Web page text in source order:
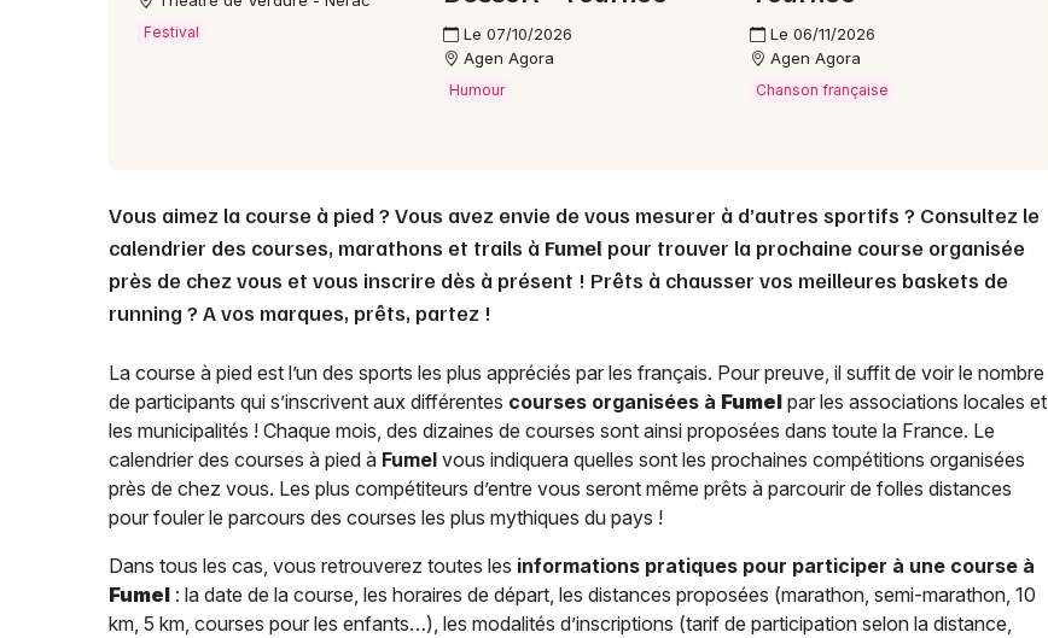
Festival
Le 07/10/2026
Agen Agora
Humour
Le 06/11/2026
Agen Agora
Chanson française
Vous aimez la course à pied ? Vous avez envie de vous mesurer à d’autres sportifs ? Consultez le
calendrier des courses, marathons et trails à Fumel pour trouver la prochaine course organisée
près de chez vous et vous inscrire dès à présent ! Prêts à chausser vos meilleures baskets de
running ? A vos marques, prêts, partez !
La course à pied est l’un des sports les plus appréciés par les français. Pour preuve, il suffit de voir le nombre
de participants qui s’inscrivent aux différentes courses organisées à Fumel par les associations locales et
les municipalités ! Chaque mois, des dizaines de courses sont ainsi proposées dans toute la France. Le
calendrier des courses à pied à Fumel vous indiquera quelles sont les prochaines compétitions organisées
près de chez vous. Les plus compétiteurs d’entre vous seront même prêts à parcourir de folles distances
pour fouler le parcours des courses les plus mythiques du pays !
Dans tous les cas, vous retrouverez toutes les informations pratiques pour participer à une course à
Fumel : la date de la course, les horaires de départ, les distances proposées (marathon, semi-marathon, 10
km, 5 km, courses pour les enfants…), les modalités d’inscriptions (tarif de participation selon la distance,